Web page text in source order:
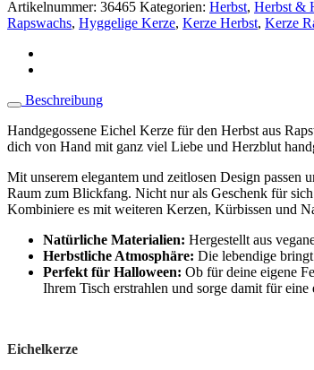
-
handgemacht
aus
Rapswachs
Deko
Menge
Artikelnummer: 36465 Kategorien: Herbst, Herbst &
Rapswachs, Hyggelige Kerze, Kerze Herbst, Kerze
Beschreibung
Handgegossene Eichel Kerze für den Herbst aus
dich von Hand mit ganz viel Liebe und Herzblut
Mit unserem elegantem und zeitlosen Design
Raum zum Blickfang. Nicht nur als Geschenk für
Kombiniere es mit weiteren Kerzen, Kürbissen und
Natürliche Materialien: Hergestellt aus
Herbstliche Atmosphäre: Die lebendige
Perfekt für Halloween: Ob für deine eigene
Ihrem Tisch erstrahlen und sorge damit für eine
Eichelkerze